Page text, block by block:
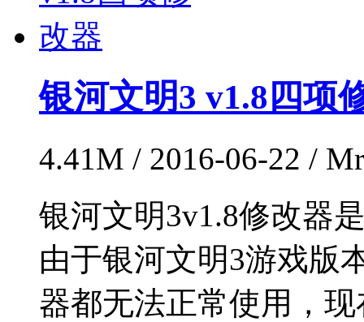
银河文明3 v1.8四项
4.41M / 2016-06-22 /
银河文明3v1.8修改器
由于银河文明3游戏版
器都无法正常使用，